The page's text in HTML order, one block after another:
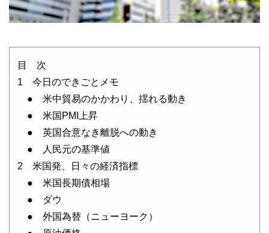
目 次
1 今日のできごとメモ
● 米中貿易のかかわり、揺れる動き
● 米国PMI上昇
● 英国合意なき離脱への動き
● 人民元の基準値
2 米国発、日々の経済指標
● 米国長期債相場
● ダウ
● 外国為替（ニューヨーク）